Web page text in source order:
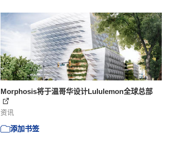
Morphosis将于温哥华设计Lululemon全球总部
资讯
添加书签